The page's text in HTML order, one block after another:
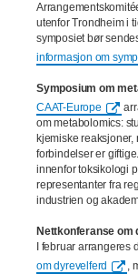
utenfor Trondheim i
symposiet bør
informasjon om
Symposium om
CAAT-Europe
om metabolomics:
kjemiske
forbindelser er
innenfor toksikologi
representanter fra
industrien og
Nettkonferanse om
I februar arrangeres
om dyrevelferd
,